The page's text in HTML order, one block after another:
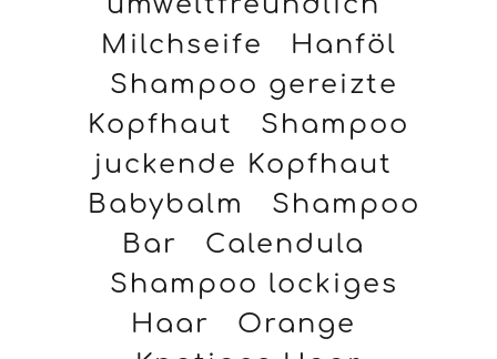
Milchseife
Hanföl
Shampoo gereizte
Kopfhaut
Shampoo
juckende Kopfhaut
Babybalm
Shampoo
Bar
Calendula
Shampoo lockiges
Haar
Orange